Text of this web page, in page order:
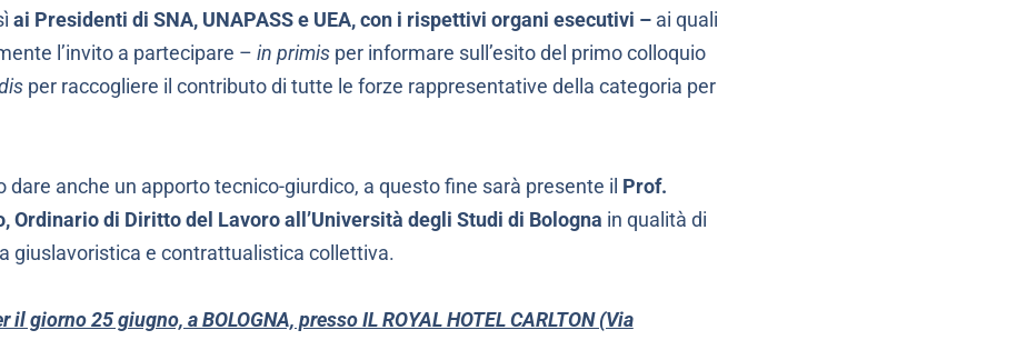
ai Presidenti di SNA, UNAPASS e UEA, con i rispettivi organi esecutivi – ai quali
l’invito a partecipare – in primisper informare sull’esito del primo colloquio
per raccogliere il contributo di tutte le forze rappresentative della categoria per
dare anche un apporto tecnico-giurdico, a questo fine sarà presente il Prof.
Ordinario di Diritto del Lavoro all’Università degli Studi di Bologna in qualità di
giuslavoristica e contrattualistica collettiva.
il giorno 25 giugno, a BOLOGNA, presso IL ROYAL HOTEL CARLTON (Via